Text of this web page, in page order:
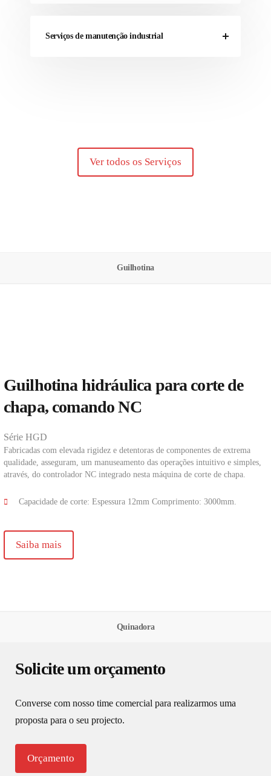
Serviços de manutenção industrial
Ver todos os Serviços
Guilhotina
Guilhotina hidráulica para corte de
chapa, comando NC
Série HGD
Fabricadas com elevada rigidez e detentoras de componentes de extrema
qualidade, asseguram, um manuseamento das operações intuitivo e simples,
através, do controlador NC integrado nesta máquina de corte de chapa.
Capacidade de corte: Espessura 12mm Comprimento: 3000mm.
Saiba mais
Quinadora
Solicite um orçamento
Converse com nosso time comercial para realizarmos uma
proposta para o seu projecto.
Orçamento